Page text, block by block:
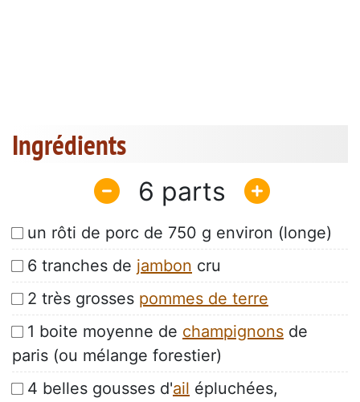
Ingrédients
6
un rôti de porc de 750 g environ (longe)
6 tranches de jambon cru
2 très grosses pommes de terre
1 boite moyenne de champignons de
paris (ou mélange forestier)
4 belles gousses d'ail épluchées,